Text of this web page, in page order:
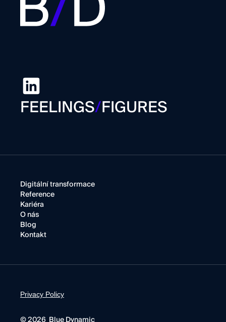
FEELINGS/FIGURES
Digitální transformace
Reference
Kariéra
O nás
Blog
Kontakt
Privacy Policy